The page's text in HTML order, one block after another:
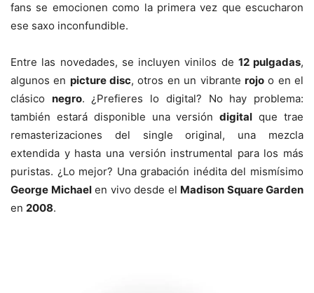
fans se emocionen como la primera vez que escucharon
ese saxo inconfundible.
Entre las novedades, se incluyen vinilos de 12 pulgadas,
algunos en picture disc, otros en un vibrante rojoo en el
clásico negro. ¿Prefieres lo digital? No hay problema:
también estará disponible una versióndigital que trae
remasterizaciones del single original, una mezcla
extendida y hasta una versión instrumental para los más
puristas. ¿Lo mejor? Una grabación inédita del mismísimo
George Michaelen vivo desde el Madison Square Garden
en 2008.